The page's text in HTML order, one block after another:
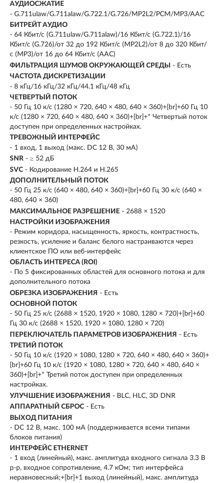
АУДИОСЖАТИЕ
- G.711ulaw/G.711alaw/G.722.1/G.726/MP2L2/PCM/MP3/AAC
БИТРЕЙТ АУДИО
- 64 Кбит/с (G.711ulaw/G.711alaw)/16 Кбит/с (G.722.1)/16
Кбит/с (G.726)/от 32 до 192 Кбит/с (MP2L2)/от 8 до 320 Кбит/
с (MP3)/от 16 до 64 Кбит/с (AAC)
ФИЛЬТРАЦИЯ ШУМОВ ОКРУЖАЮЩЕЙ СРЕДЫ
- Есть
ЧАСТОТА ДИСКРЕТИЗАЦИИ
- 8 кГц/16 кГц/32 кГц/44.1 кГц/48 кГц
ЧЕТВЕРТЫЙ ПОТОК
- 50 Гц 10 к/с (1280 × 720, 640 × 480, 640 × 360)+[br]+60 Гц 10
к/с (1280 × 720, 640 × 480, 640 × 360)+[br]+* Четвертый поток
доступен при определенных настройках.
ТРЕВОЖНЫЙ ИНТЕРФЕЙС
- 1 вход, 1 выход (макс. DC 12 В, 30 мA)
SNR - ≥ 52 дБ
SVC - Кодирование H.264 и H.265
ДОПОЛНИТЕЛЬНЫЙ ПОТОК
- 50 Гц 25 к/с (640 × 480, 640 × 360)+[br]+60 Гц 30 к/с (640 ×
480, 640 × 360)
МАКСИМАЛЬНОЕ РАЗРЕШЕНИЕ - 2688 × 1520
НАСТРОЙКИ ИЗОБРАЖЕНИЯ
- Режим коридора, насыщенность, яркость, контрастность,
резкость, усиление и баланс белого настраиваются через
клиентское ПО или веб-интерфейс
ОБЛАСТЬ ИНТЕРЕСА (ROI)
- По 5 фиксированных областей для основного потока и для
дополнительного потока
ОБРЕЗКА ИЗОБРАЖЕНИЯ - Есть
ОСНОВНОЙ ПОТОК
- 50 Гц 25 к/с (2688 × 1520, 1920 × 1080, 1280 × 720)+[br]+60
Гц 30 к/с (2688 × 1520, 1920 × 1080, 1280 × 720)
ПЕРЕКЛЮЧАТЕЛЬ ПАРАМЕТРОВ ИЗОБРАЖЕНИЯ - Есть
ТРЕТИЙ ПОТОК
- 50 Гц 10 к/с (1920 × 1080, 1280 × 720, 640 × 480, 640 × 360)+
[br]+60 Гц 10 к/с (1920 × 1080, 1280 × 720, 640 × 480, 640 ×
360)+[br]+* Третий поток доступен при определенных
настройках.
УЛУЧШЕНИЕ ИЗОБРАЖЕНИЯ - BLC, HLC, 3D DNR
АППАРАТНЫЙ СБРОС - Есть
ВЫХОД ПИТАНИЯ
- DC 12 В, макс. 100 мA (поддерживается всеми типами
блоков питания)
ИНТЕРФЕЙС ETHERNET
- 1 вход (линейный), макс. амплитуда входного сигнала 3.3 В
p-p, входное сопротивление, 4.7 кОм; тип интерфейса
неравновесный;+[br]+1 выход (линейный), макс. амплитуда